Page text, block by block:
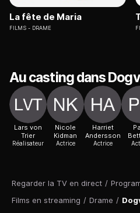
Regarder la TV en direct /
Films en streaming / Drame /
La fête de Maria
FILMS DRAME
Au casting dans
Lars von
Trier
Réalisateur
Nicole
Kidman
Actrice
Harriet
Andersson
Actrice